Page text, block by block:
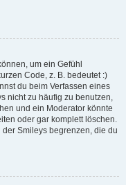
um ein Gefühl
Code, z. B. bedeutet :)
du beim Verfassen eines
nicht zu häufig zu benutzen,
und ein Moderator könnte
oder gar komplett löschen.
Smileys begrenzen, die du